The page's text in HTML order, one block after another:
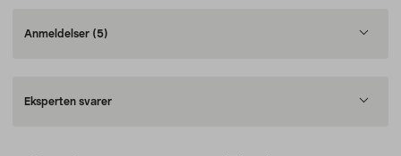
Anmeldelser (5)
Eksperten svarer